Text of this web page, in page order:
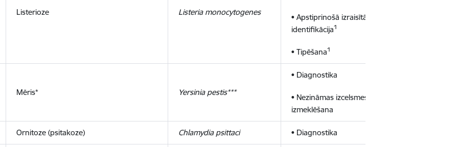
Listerioze Listeria monocytogenes
• Apstiprinošā izraisītāja kultūru
identifikācija1
• Tipēšana1
Mēris* Yersinia pestis***
• Diagnostika
• Nezināmas izcelsmes paraugu
izmeklēšana
Ornitoze (psitakoze) Chlamydia psittaci • Diagnostika